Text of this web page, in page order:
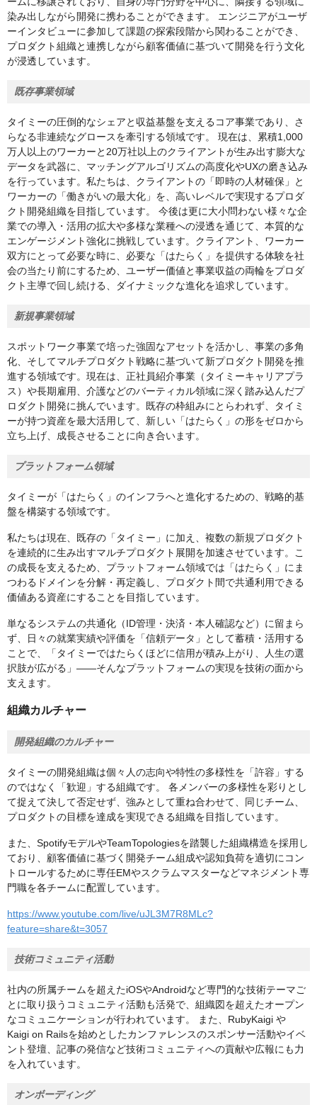
染み出しながら開発に携わることができます。 エンジニアがユーザ
ーインタビューに参加して課題の探索段階から関わることができ、
プロダクト組織と連携しながら顧客価値に基づいて開発を行う文化
が浸透しています。
既存事業領域
タイミーの圧倒的なシェアと収益基盤を支えるコア事業であり、さ
らなる非連続なグロースを牽引する領域です。 現在は、累積1,000
万人以上のワーカーと20万社以上のクライアントが生み出す膨大な
データを武器に、マッチングアルゴリズムの高度化やUXの磨き込み
を行っています。私たちは、クライアントの「即時の人材確保」と
ワーカーの「働きがいの最大化」を、高いレベルで実現するプロダ
クト開発組織を目指しています。 今後は更に大小問わない様々な企
業での導入・活用の拡大や多様な業種への浸透を通じて、本質的な
エンゲージメント強化に挑戦しています。クライアント、ワーカー
双方にとって必要な時に、必要な「はたらく」を提供する体験を社
会の当たり前にするため、ユーザー価値と事業収益の両輪をプロダ
クト主導で回し続ける、ダイナミックな進化を追求しています。
新規事業領域
スポットワーク事業で培った強固なアセットを活かし、事業の多角
化、そしてマルチプロダクト戦略に基づいて新プロダクト開発を推
進する領域です。現在は、正社員紹介事業（タイミーキャリアプラ
ス）や長期雇用、介護などのバーティカル領域に深く踏み込んだプ
ロダクト開発に挑んでいます。既存の枠組みにとらわれず、タイミ
ーが持つ資産を最大活用して、新しい「はたらく」の形をゼロから
立ち上げ、成長させることに向き合います。
プラットフォーム領域
タイミーが「はたらく」のインフラへと進化するための、戦略的基
盤を構築する領域です。
私たちは現在、既存の「タイミー」に加え、複数の新規プロダクト
を連続的に生み出すマルチプロダクト展開を加速させています。こ
の成長を支えるため、プラットフォーム領域では「はたらく」にま
つわるドメインを分解・再定義し、プロダクト間で共通利用できる
価値ある資産にすることを目指しています。
単なるシステムの共通化（ID管理・決済・本人確認など）に留まら
ず、日々の就業実績や評価を「信頼データ」として蓄積・活用する
ことで、「タイミーではたらくほどに信用が積み上がり、人生の選
択肢が広がる」——そんなプラットフォームの実現を技術の面から
支えます。
組織カルチャー
開発組織のカルチャー
タイミーの開発組織は個々人の志向や特性の多様性を「許容」する
のではなく「歓迎」する組織です。 各メンバーの多様性を彩りとし
て捉えて決して否定せず、強みとして重ね合わせて、同じチーム、
プロダクトの目標を達成を実現できる組織を目指しています。
また、SpotifyモデルやTeamTopologiesを踏襲した組織構造を採用し
ており、顧客価値に基づく開発チーム組成や認知負荷を適切にコン
トロールするために専任EMやスクラムマスターなどマネジメント専
門職を各チームに配置しています。
https://www.youtube.com/live/uJL3M7R8MLc?
feature=share&t=3057
技術コミュニティ活動
社内の所属チームを超えたiOSやAndroidなど専門的な技術テーマご
とに取り扱うコミュニティ活動も活発で、組織図を超えたオープン
なコミュニケーションが行われています。 また、RubyKaigi や
Kaigi on Railsを始めとしたカンファレンスのスポンサー活動やイベ
ント登壇、記事の発信など技術コミュニティへの貢献や広報にも力
を入れています。
オンボーディング